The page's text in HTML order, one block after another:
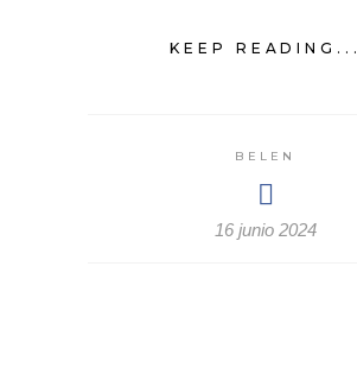
KEEP READING...
BELEN
16 junio 2024